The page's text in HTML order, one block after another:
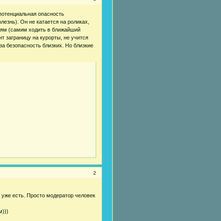
опасность
Он не катается на роликах,
(самим ходить в ближайший
заграницу на курорты, не учится
безопасность близких. Но близкие
2
есть. Просто модератор человек